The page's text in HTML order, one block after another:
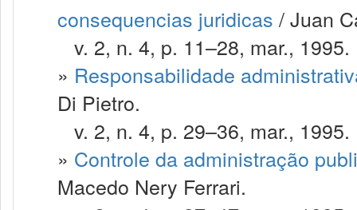
consequencias juridicas / Juan
v. 2, n. 4, p. 11–28, mar., 1995.
» Responsabilidade
Di Pietro.
v. 2, n. 4, p. 29–36, mar., 1995.
» Controle da administração
Macedo Nery Ferrari.